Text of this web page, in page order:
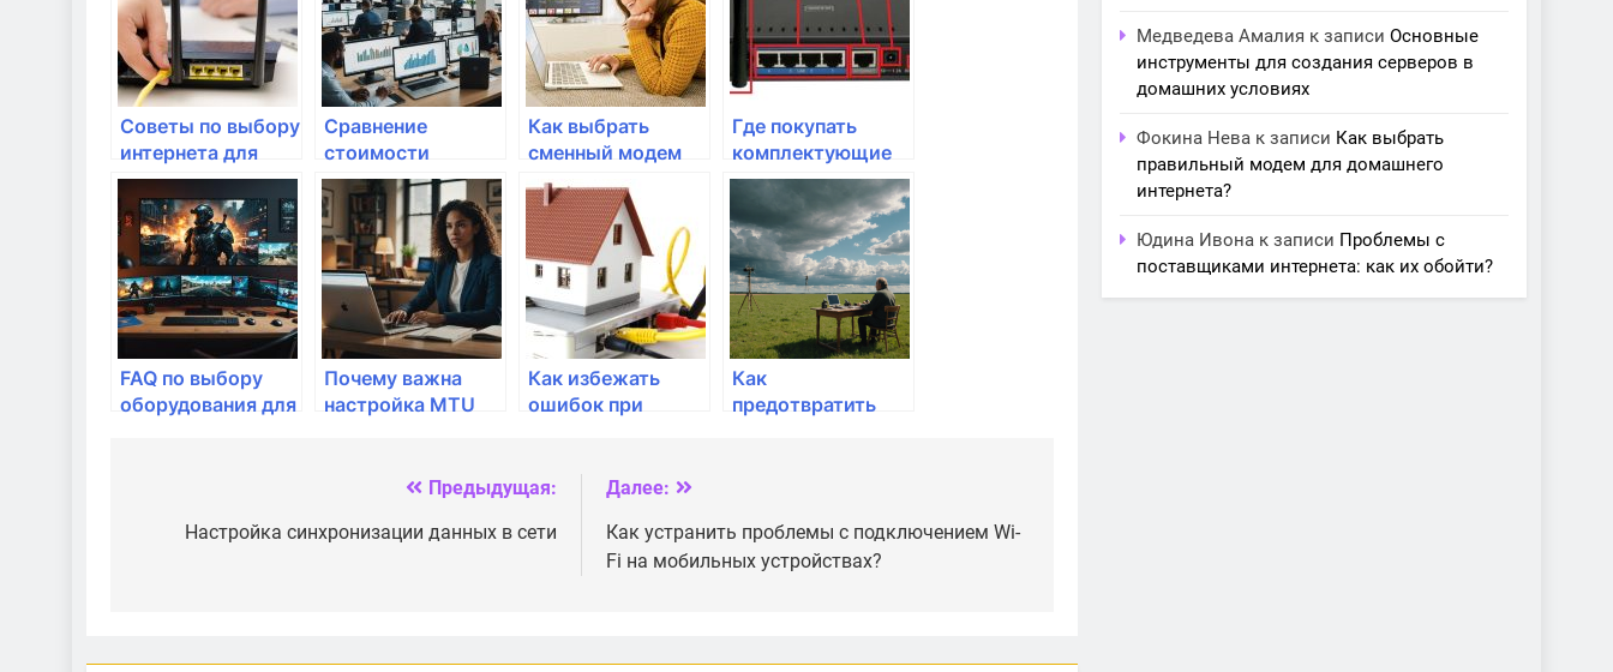
Советы по выбору
интернета для
частного дома
Сравнение
стоимости
подключения
интернета от
разных
провайдеров
Как выбрать
сменный модем
для домашнего
интернета?
Где покупать
комплектующие
для домашнего
интернета?
FAQ по выбору
оборудования для
Почему важна
настройка MTU
Как избежать
ошибок при
интернета?
Как
предотвратить
Предыдущая:
Настройка синхронизации данных в сети
Далее:
Как устранить проблемы с подключением Wi-
Fi на мобильных устройствах?
Медведева Амалия к записи Основные
инструменты для создания серверов в
домашних условиях
Фокина Нева к записи Как выбрать
правильный модем для домашнего
интернета?
Юдина Ивона к записи Проблемы с
поставщиками интернета: как их обойти?